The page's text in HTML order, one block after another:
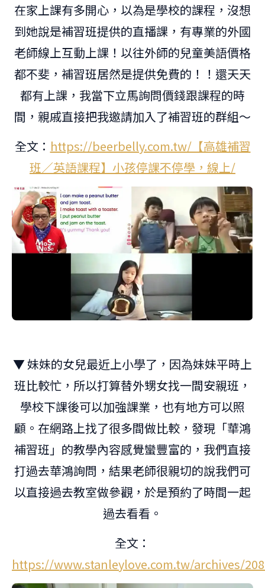
在家上課有多開心，以為是學校的課程，沒想
到她說是補習班提供的直播課，有專業的外國
老師線上互動上課！以往外師的兒童美語價格
都不斐，補習班居然是提供免費的！！還天天
都有上課，我當下立馬詢問價錢跟課程的時
間，親戚直接把我邀請加入了補習班的群組～
全文： https://beerbelly.com.tw/【高雄補習
班／英語課程】小孩停課不停學，線上/
▼ 妹妹的女兒最近上小學了，因為妹妹平時上
班比較忙，所以打算替外甥女找一間安親班，
學校下課後可以加強課業，也有地方可以照
顧。在網路上找了很多間做比較，發現「華鴻
補習班」的教學內容感覺蠻豐富的，我們直接
打過去華鴻詢問，結果老師很親切的說我們可
以直接過去教室做參觀，於是預約了時間一起
過去看看。
全文：
https://www.stanleylove.com.tw/archives/